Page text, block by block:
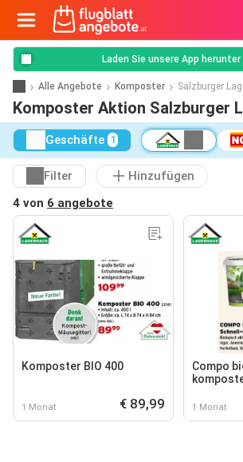
Laden Sie unsere App herunter
Alle Angebote Komposter Salzburger
Komposter Aktion Salzburger
Geschäfte 1
Filter
Hinzufügen
4 von 6 angebote
Komposter BIO 400
1 Monat € 89,99
Compo
1 Monat